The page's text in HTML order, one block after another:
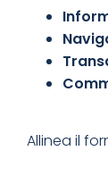
Allinea il